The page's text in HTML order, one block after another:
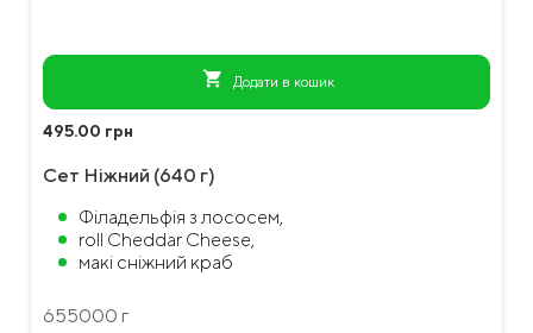
shopping_cart Додати в кошик
495.00 грн
Сет Ніжний (640 г)
Філадельфія з лососем,
roll Cheddar Cheese,
макі сніжний краб
655000 г